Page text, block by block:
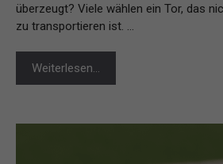
überzeugt? Viele wählen ein Tor, das
zu transportieren ist. …
Weiterlesen…